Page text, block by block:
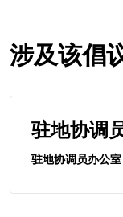
涉及该倡
驻地协调
驻地协调员办公室